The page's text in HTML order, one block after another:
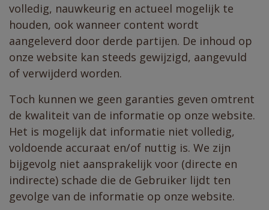
volledig, nauwkeurig en actueel mogelijk te
houden, ook wanneer content wordt
aangeleverd door derde partijen. De inhoud op
onze website kan steeds gewijzigd, aangevuld
of verwijderd worden.
Toch kunnen we geen garanties geven omtrent
de kwaliteit van de informatie op onze website.
Het is mogelijk dat informatie niet volledig,
voldoende accuraat en/of nuttig is. We zijn
bijgevolg niet aansprakelijk voor (directe en
indirecte) schade die de Gebruiker lijdt ten
gevolge van de informatie op onze website.